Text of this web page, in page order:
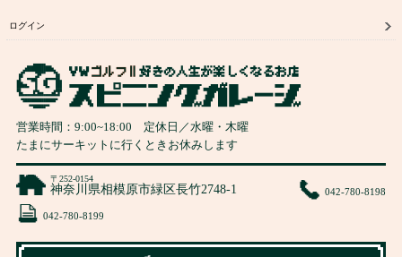
ログイン
営業時間： 9:00~18:00 定休日／水曜・木曜
たまにサーキットに行くときお休みします
〒252-0154
神奈川県相模原市緑区長竹2748-1 042-780-8198
042-780-8199